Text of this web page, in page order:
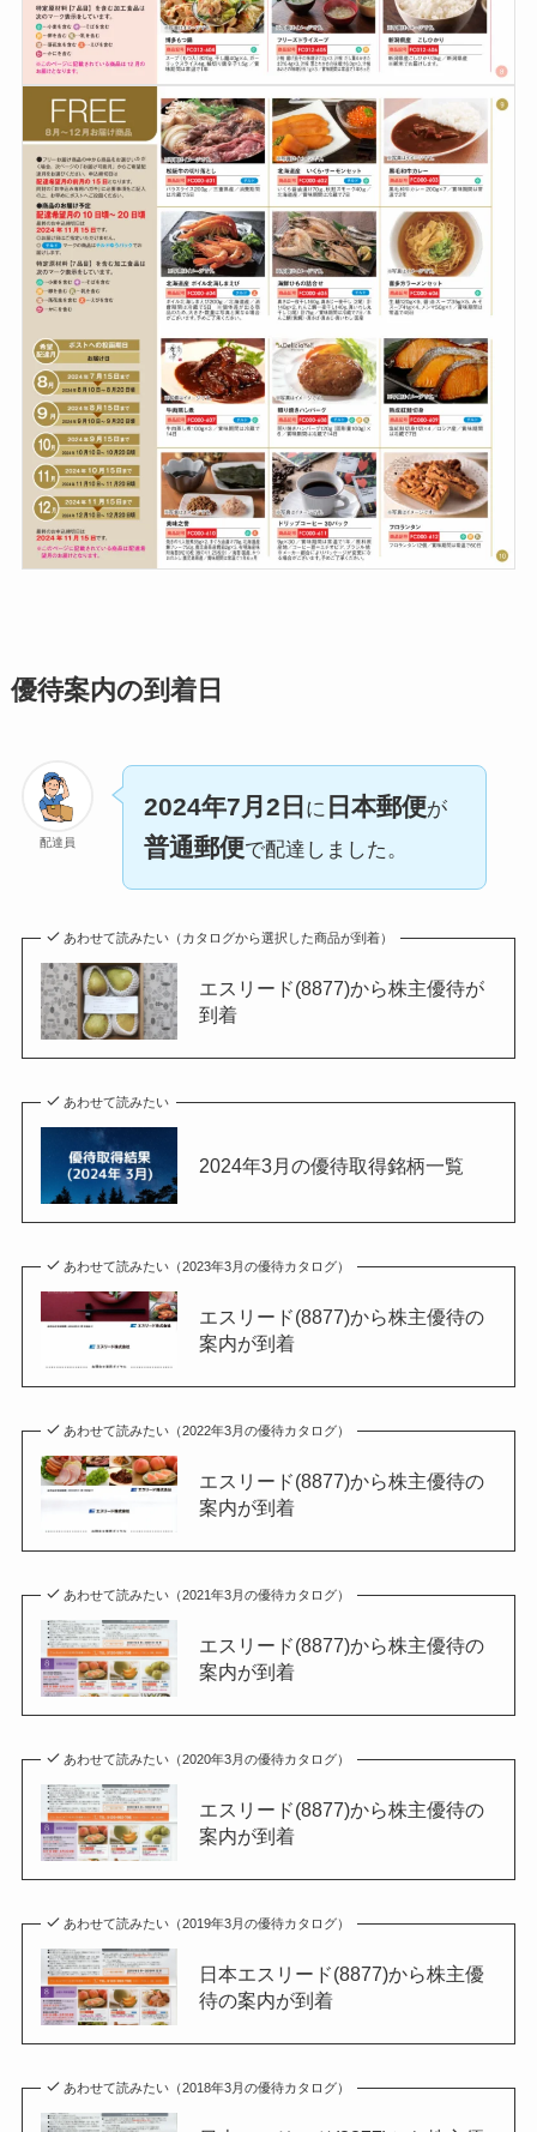
優待案内の到着日
配達員
2024年7月2日 に 日本郵便が
普通郵便で配達しました。
あわせて読みたい（カタログから選択した商品が到着）
エスリード(8877)から株主優待が
到着
あわせて読みたい
2024年3月の優待取得銘柄一覧
あわせて読みたい（2023年3月の優待カタログ）
エスリード(8877)から株主優待の
案内が到着
あわせて読みたい（2022年3月の優待カタログ）
エスリード(8877)から株主優待の
案内が到着
あわせて読みたい（2021年3月の優待カタログ）
エスリード(8877)から株主優待の
案内が到着
あわせて読みたい（2020年3月の優待カタログ）
エスリード(8877)から株主優待の
案内が到着
あわせて読みたい（2019年3月の優待カタログ）
日本エスリード(8877)から株主優
待の案内が到着
あわせて読みたい（2018年3月の優待カタログ）